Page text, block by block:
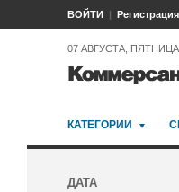
ВОЙТИ Регистрация
07 АВГУСТА, ПЯТНИЦА
КАТЕГОРИИ
ДАТА